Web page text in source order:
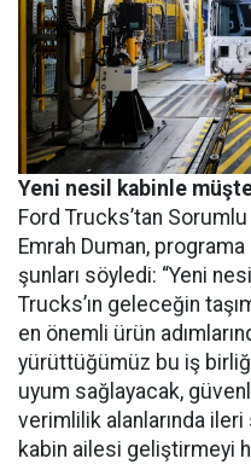
Yeni nesil kabinle
Ford Trucks’tan Sorumlu
Emrah Duman,
şunları söyledi: “Yeni
Trucks’ın geleceğin
en önemli ürün
yürüttüğümüz bu iş
uyum sağlayacak,
verimlilik alanlarında
kabin ailesi geliştirmeyi